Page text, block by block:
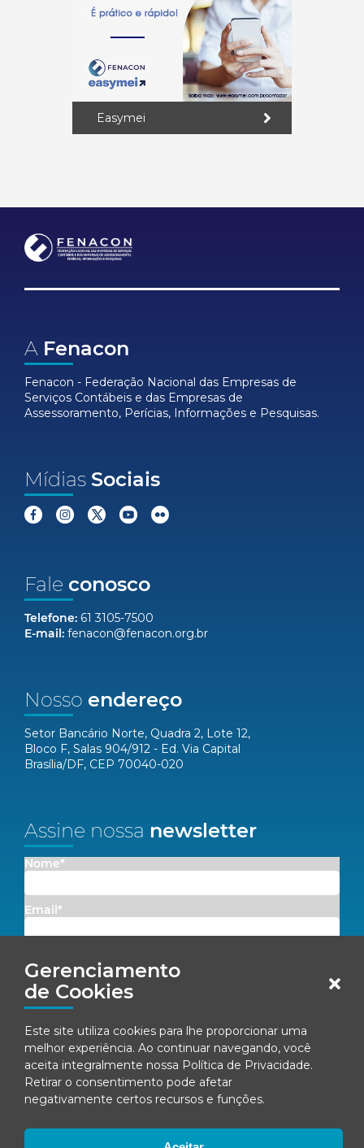
Gerenciamento
de Cookies
Este site utiliza cookies para lhe proporcionar uma
melhor experiência. Ao continuar navegando, você
aceita integralmente nossa Política de Privacidade.
Retirar o consentimento pode afetar
negativamente certos recursos e funções.
Easymei
A Fenacon
Fenacon - Federação Nacional das Empresas de
Serviços Contábeis e das Empresas de
Assessoramento, Perícias, Informações e Pesquisas.
Mídias Sociais
Fale conosco
Telefone: 61 3105-7500
E-mail: fenacon@fenacon.org.br
Nosso endereço
Setor Bancário Norte, Quadra 2, Lote 12,
Bloco F, Salas 904/912 - Ed. Via Capital
Brasília/DF, CEP 70040-020
Assine nossa newsletter
Nome*
Email*
Ao se inscrever, você concorda com nossaPolítica de Privacidade
© Fenacon 2026